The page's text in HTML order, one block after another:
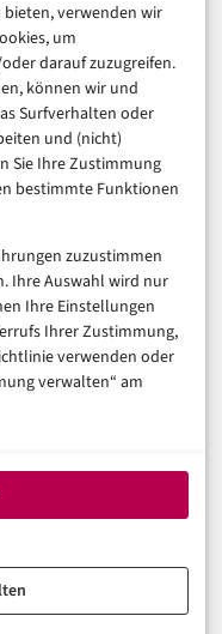
verwenden wir
um
darauf zuzugreifen.
können wir und
Surfverhalten oder
und (nicht)
Sie Ihre Zustimmung
bestimmte Funktionen
zuzustimmen
Ihre Auswahl wird nur
Ihre Einstellungen
Ihrer Zustimmung,
verwenden oder
verwalten“ am